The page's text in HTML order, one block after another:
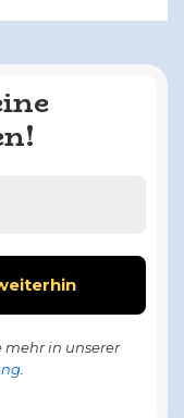
mehr in unserer
.